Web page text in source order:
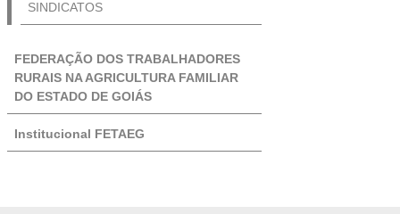
SINDICATOS
FEDERAÇÃO DOS TRABALHADORES
RURAIS NA AGRICULTURA FAMILIAR
DO ESTADO DE GOIÁS
Institucional FETAEG